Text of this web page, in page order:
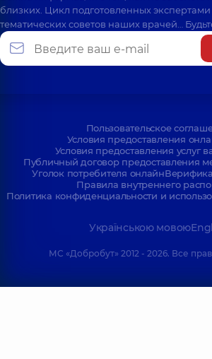
близких. Цикл подготовленных
тематических советов наших врачей…
Пользовательское
Условия предоставления
Условия предоставления услуг
Публичный договор предоставления
Уголок потребителя онлайн
Правила внутреннего
Политика конфиденциальности и
Українською мовою
МС «Добробут» 2012 - 2026. Все